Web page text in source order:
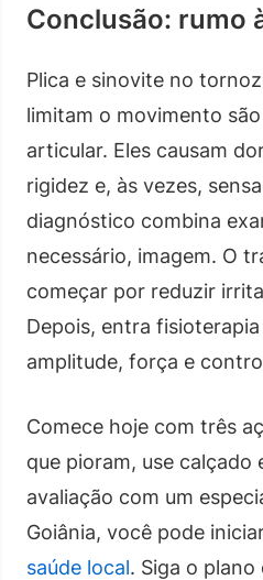
Conclusão: rumo
Plica e sinovite no
limitam o movimento
articular. Eles causam
rigidez e, às vezes,
diagnóstico combina
necessário, imagem. O
começar por reduzir
Depois, entra
amplitude, força e
Comece hoje com três
que pioram, use calçado
avaliação com um
Goiânia, você pode
saúde local. Siga o plano